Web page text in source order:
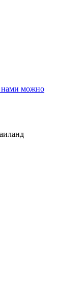
нами можно